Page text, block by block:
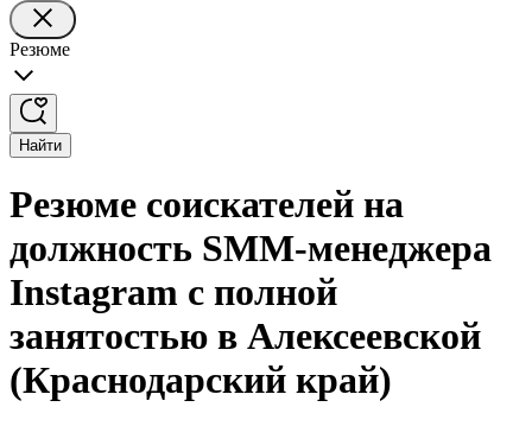
Резюме
Найти
Резюме соискателей на
должность SMM-менеджера
Instagram с полной
занятостью в Алексеевской
(Краснодарский край)